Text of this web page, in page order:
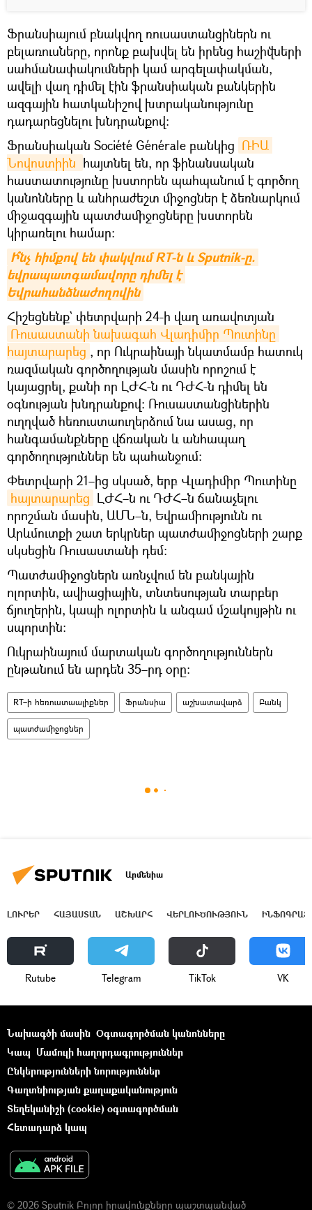
Ֆրանսիայում բնակվող ռուսաստանցիներն ու
բելառուսները, որոնք բախվել են իրենց հաշիվների
սահմանափակումների կամ արգելափակման,
ավելի վաղ դիմել էին ֆրանսիական բանկերին
ազգային հատկանիշով խտրականությունը
դադարեցնելու խնդրանքով:
Ֆրանսիական Société Générale բանկից ՌԻԱ
Նովոստիին հայտնել են, որ ֆինանսական
հաստատությունը խստորեն պահպանում է գործող
կանոնները և անհրաժեշտ միջոցներ է ձեռնարկում
միջազգային պատժամիջոցները խստորեն
կիրառելու համար:
Ի՞նչ հիմքով են փակվում RT-ն և Sputnik-ը.
եվրապատգամավորը դիմել է
Եվրահանձնաժողովին
Հիշեցնենք` փետրվարի 24-ի վաղ առավոտյան
Ռուսաստանի նախագահ Վլադիմիր Պուտինը
հայտարարեց , որ Ուկրաինայի նկատմամբ հատուկ
ռազմական գործողության մասին որոշում է
կայացրել, քանի որ ԼԺՀ-ն ու ԴԺՀ-ն դիմել են
օգնության խնդրանքով։ Ռուսաստանցիներին
ուղղված հեռուստաուղերձում նա ասաց, որ
հանգամանքները վճռական և անհապաղ
գործողություններ են պահանջում։
Փետրվարի 21–ից սկսած, երբ Վլադիմիր Պուտինը
հայտարարեց ԼԺՀ–ն ու ԴԺՀ–ն ճանաչելու
որոշման մասին, ԱՄՆ–ն, Եվրամիությունն ու
Արևմուտքի շատ երկրներ պատժամիջոցների շարք
սկսեցին Ռուսաստանի դեմ։
Պատժամիջոցներն առնչվում են բանկային
ոլորտին, ավիացիային, տնտեսության տարբեր
ճյուղերին, կապի ոլորտին և անգամ մշակույթին ու
սպորտին։
Ուկրաինայում մարտական գործողություններն
ընթանում են արդեն 35–րդ օրը։
RT–ի հեռուստաալիքներ Ֆրանսիա աշխատավարձ Բանկ
պատժամիջոցներ
Արմենիա
ԼՈՒՐԵՐ ՀԱՅԱՍՏԱՆ ԱՇԽԱՐՀ ՎԵՐԼՈՒԾՈՒԹՅՈՒՆ
Rutube Telegram ТikТоk VK
Նախագծի մասին Օգտագործման կանոնները
Կապ Մամուլի հաղորդագրություններ
Ընկերությունների նորություններ
Գաղտնիության քաղաքականություն
Տեղեկանիշի (cookie) օգտագործման
Հետադարձ կապ
© 2026 Sputnik Բոլոր իրավունքները պաշտպանված